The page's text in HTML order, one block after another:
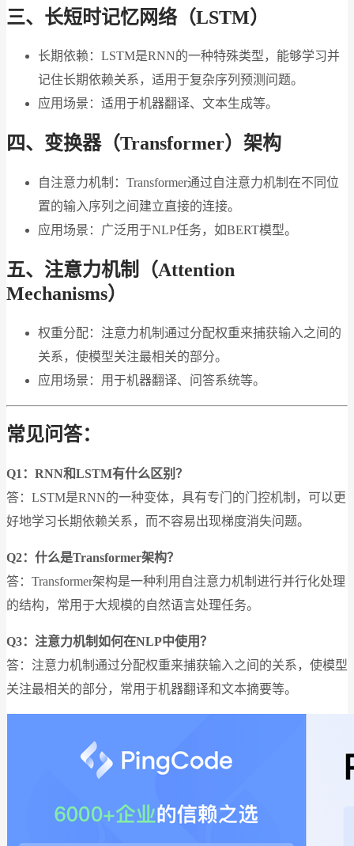
三、长短时记忆网络（LSTM）
长期依赖：LSTM是RNN的一种特殊类型，能够学习并
记住长期依赖关系，适用于复杂序列预测问题。
应用场景：适用于机器翻译、文本生成等。
四、变换器（Transformer）架构
自注意力机制：Transformer通过自注意力机制在不同位
置的输入序列之间建立直接的连接。
应用场景：广泛用于NLP任务，如BERT模型。
五、注意力机制（Attention
Mechanisms）
权重分配：注意力机制通过分配权重来捕获输入之间的
关系，使模型关注最相关的部分。
应用场景：用于机器翻译、问答系统等。
常见问答：
Q1：RNN和LSTM有什么区别？
答：LSTM是RNN的一种变体，具有专门的门控机制，可以更
好地学习长期依赖关系，而不容易出现梯度消失问题。
Q2：什么是Transformer架构？
答：Transformer架构是一种利用自注意力机制进行并行化处理
的结构，常用于大规模的自然语言处理任务。
Q3：注意力机制如何在NLP中使用？
答：注意力机制通过分配权重来捕获输入之间的关系，使模型
关注最相关的部分，常用于机器翻译和文本摘要等。